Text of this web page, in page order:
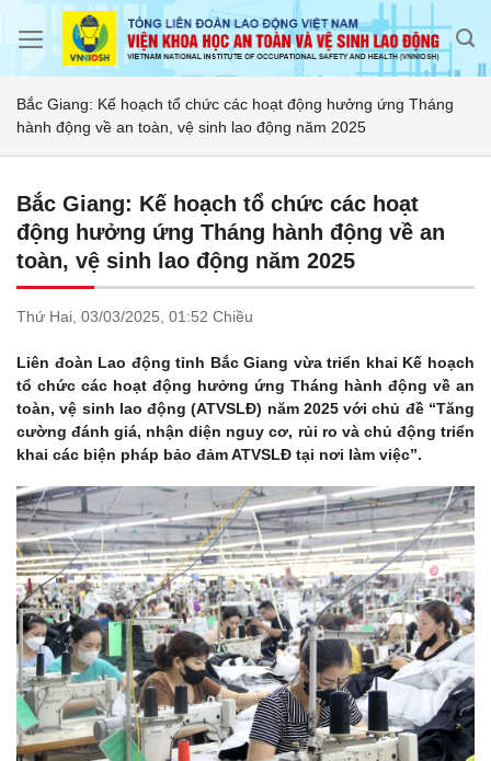
Bắc Giang: Kế hoạch tổ chức các hoạt động hưởng ứng Tháng
hành động về an toàn, vệ sinh lao động năm 2025
Bắc Giang: Kế hoạch tổ chức các hoạt
động hưởng ứng Tháng hành động về an
toàn, vệ sinh lao động năm 2025
Thứ Hai, 03/03/2025, 01:52 Chiều
Liên đoàn Lao động tỉnh Bắc Giang vừa triển khai Kế hoạch
tổ chức các hoạt động hưởng ứng Tháng hành động về an
toàn, vệ sinh lao động (ATVSLĐ) năm 2025 với chủ đề “Tăng
cường đánh giá, nhận diện nguy cơ, rủi ro và chủ động triển
khai các biện pháp bảo đảm ATVSLĐ tại nơi làm việc”.